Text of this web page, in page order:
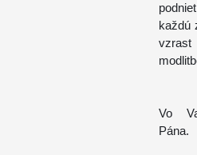
každú
vzrast
Vo